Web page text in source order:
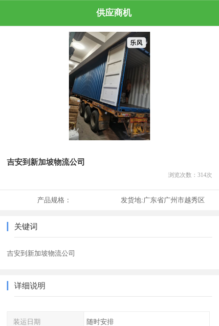
供应商机
吉安到新加坡物流公司
浏览次数： 314次
产品规格： 发货地:广东省广州市越秀区
关键词
吉安到新加坡物流公司
详细说明
装运日期 随时安排